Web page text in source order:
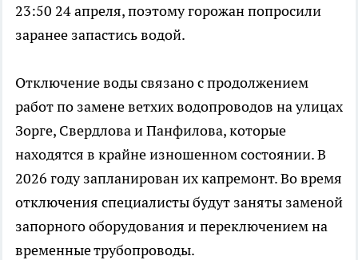
23:50 24 апреля, поэтому горожан попросили
заранее запастись водой.
Отключение воды связано с продолжением
работ по замене ветхих водопроводов на улицах
Зорге, Свердлова и Панфилова, которые
находятся в крайне изношенном состоянии. В
2026 году запланирован их капремонт. Во время
отключения специалисты будут заняты заменой
запорного оборудования и переключением на
временные трубопроводы.